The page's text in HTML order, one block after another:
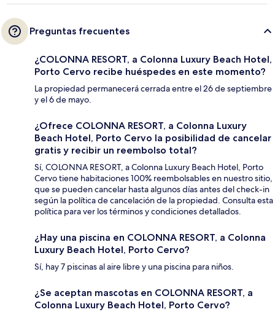
Preguntas frecuentes
¿COLONNA RESORT, a Colonna Luxury Beach Hotel,
Porto Cervo recibe huéspedes en este momento?
La propiedad permanecerá cerrada entre el 26 de septiembre
y el 6 de mayo.
¿Ofrece COLONNA RESORT, a Colonna Luxury
Beach Hotel, Porto Cervo la posibilidad de cancelar
gratis y recibir un reembolso total?
Sí, COLONNA RESORT, a Colonna Luxury Beach Hotel, Porto
Cervo tiene habitaciones 100% reembolsables en nuestro sitio,
que se pueden cancelar hasta algunos días antes del check-in
según la política de cancelación de la propiedad. Consulta esta
política para ver los términos y condiciones detallados.
¿Hay una piscina en COLONNA RESORT, a Colonna
Luxury Beach Hotel, Porto Cervo?
Sí, hay 7 piscinas al aire libre y una piscina para niños.
¿Se aceptan mascotas en COLONNA RESORT, a
Colonna Luxury Beach Hotel, Porto Cervo?